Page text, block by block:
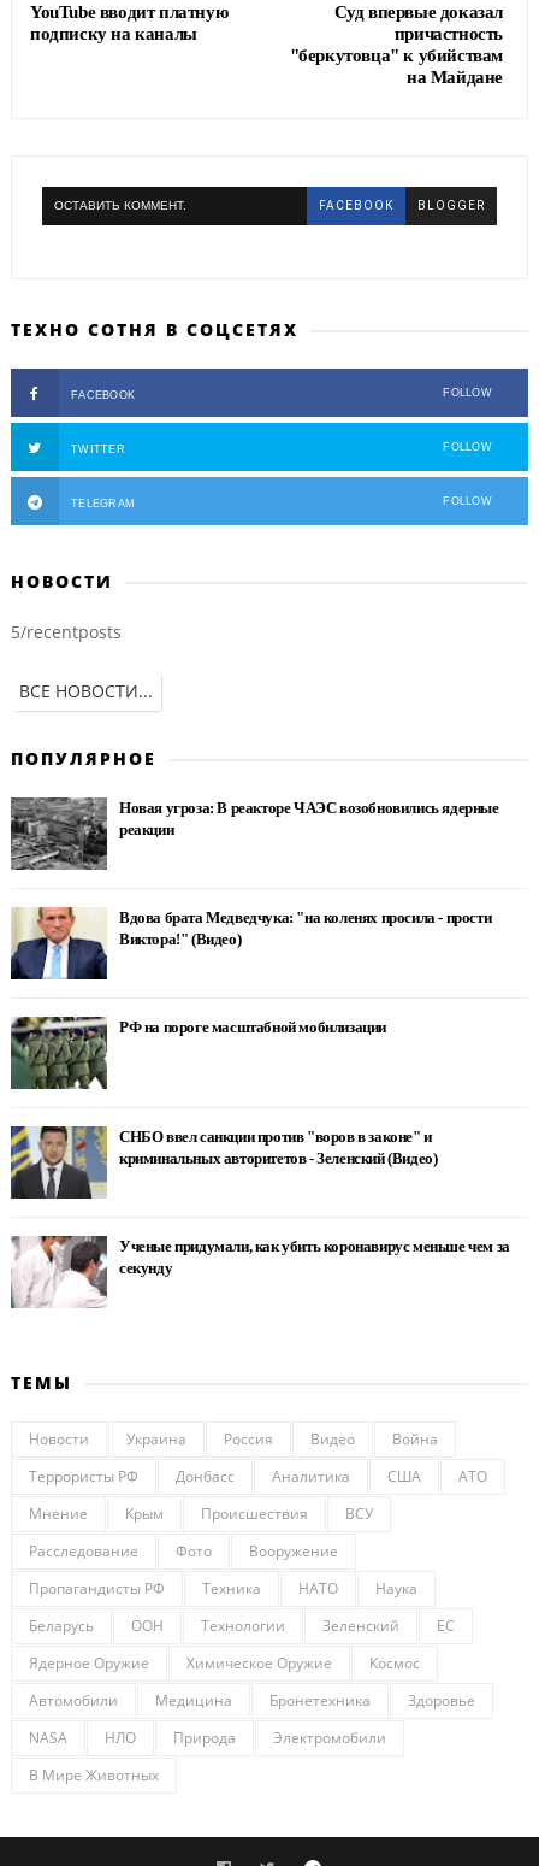
Суд впервые доказал
причастность
"беркутовца" к убийствам
на Майдане
YouTube вводит платную
подписку на каналы
ОСТАВИТЬ КОММЕНТ. FACEBOOK BLOGGER
ТЕХНО СОТНЯ В СОЦСЕТЯХ
FACEBOOK FOLLOW
TWITTER FOLLOW
TELEGRAM FOLLOW
НОВОСТИ
5/recentposts
ВСЕ НОВОСТИ...
ПОПУЛЯРНОЕ
Новая угроза: В реакторе ЧАЭС возобновились ядерные
реакции
Вдова брата Медведчука: "на коленях просила - прости
Виктора!" (Видео)
РФ на пороге масштабной мобилизации
СНБО ввел санкции против "воров в законе" и
криминальных авторитетов - Зеленский (Видео)
Ученые придумали, как убить коронавирус меньше чем за
секунду
ТЕМЫ
Новости Украина Россия Видео
Война
Террористы РФ
Донбасс Аналитика США
АТО
Мнение
Крым Происшествия
ВСУ
Расследование
Фото
Вооружение
Пропагандисты РФ
Техника НАТО
Наука
Беларусь
ООН Технологии Зеленский
ЕС
Ядерное Оружие
Химическое Оружие
Космос
Автомобили
Медицина Бронетехника
Здоровье
NASA
НЛО Природа
Электромобили
В Мире Животных